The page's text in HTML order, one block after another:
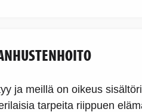
ja meillä on oikeus
tarpeita riippuen